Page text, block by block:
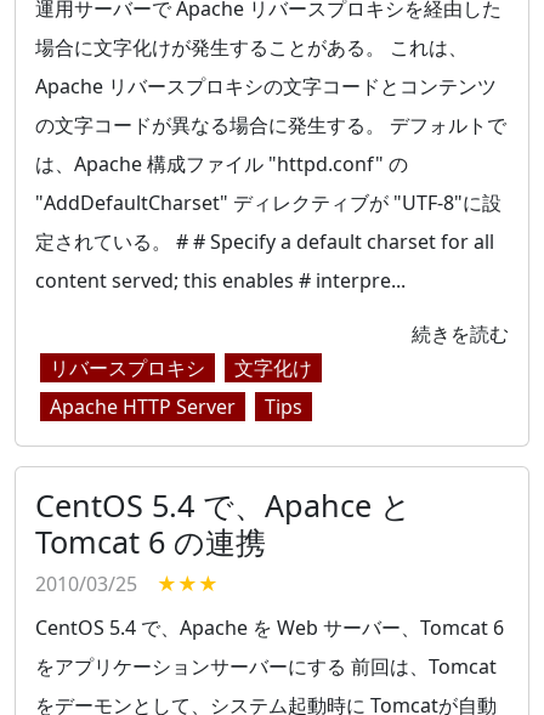
運用サーバーで Apache リバースプロキシを経由した
場合に文字化けが発生することがある。 これは、
Apache リバースプロキシの文字コードとコンテンツ
の文字コードが異なる場合に発生する。 デフォルトで
は、Apache 構成ファイル "httpd.conf" の
"AddDefaultCharset" ディレクティブが "UTF-8"に設
定されている。 # # Specify a default charset for all
content served; this enables # interpre...
続きを読む
リバースプロキシ
文字化け
Apache HTTP Server
Tips
CentOS 5.4 で、Apahce と
Tomcat 6 の連携
2010/03/25
★★★
CentOS 5.4 で、Apache を Web サーバー、Tomcat 6
をアプリケーションサーバーにする 前回は、Tomcat
をデーモンとして、システム起動時に Tomcatが自動